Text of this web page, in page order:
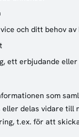
och ditt behov av
ett erbjudande
som
delas vidare till
t.ex. för att